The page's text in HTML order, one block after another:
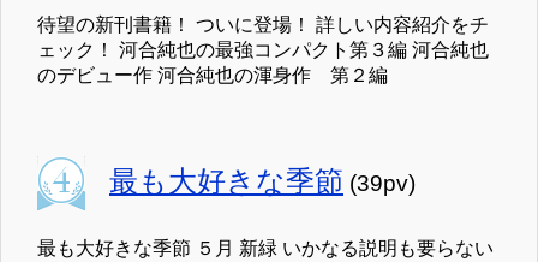
待望の新刊書籍！ ついに登場！ 詳しい内容紹介をチ
ェック！ 河合純也の最強コンパクト第３編 河合純也
のデビュー作 河合純也の渾身作 第２編
最も大好きな季節 (39pv)
最も大好きな季節 ５月 新緑 いかなる説明も要らない